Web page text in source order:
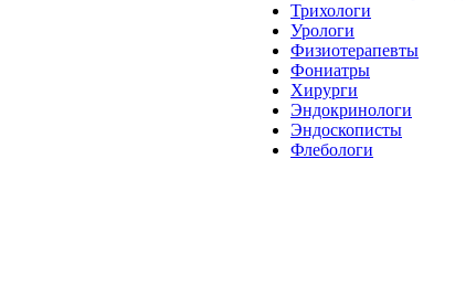
Трихологи
Урологи
Физиотерапевты
Фониатры
Хирурги
Эндокринологи
Эндоскописты
Флебологи